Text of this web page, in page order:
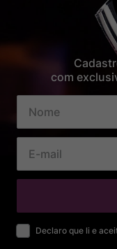
com
Declaro que li e